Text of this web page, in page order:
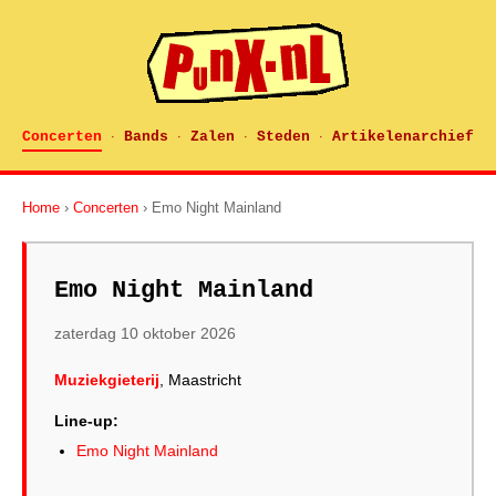
Concerten · Bands · Zalen · Steden · Artikelenarchief
Home › Concerten › Emo Night Mainland
Emo Night Mainland
zaterdag 10 oktober 2026
Muziekgieterij , Maastricht
Line-up:
Emo Night Mainland